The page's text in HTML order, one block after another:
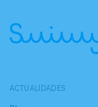
ACTUALIDADES